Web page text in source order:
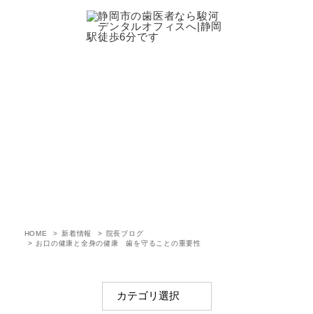
HOME 新着情報
院長ブログ
お口の健康と全身の健康 歯を守ることの重要性